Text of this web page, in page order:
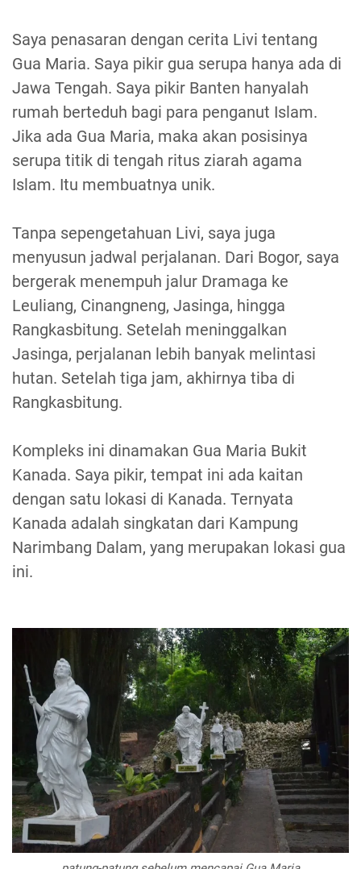
Saya penasaran dengan cerita Livi tentang
Gua Maria. Saya pikir gua serupa hanya ada di
Jawa Tengah. Saya pikir Banten hanyalah
rumah berteduh bagi para penganut Islam.
Jika ada Gua Maria, maka akan posisinya
serupa titik di tengah ritus ziarah agama
Islam. Itu membuatnya unik.
Tanpa sepengetahuan Livi, saya juga
menyusun jadwal perjalanan. Dari Bogor, saya
bergerak menempuh jalur Dramaga ke
Leuliang, Cinangneng, Jasinga, hingga
Rangkasbitung. Setelah meninggalkan
Jasinga, perjalanan lebih banyak melintasi
hutan. Setelah tiga jam, akhirnya tiba di
Rangkasbitung.
Kompleks ini dinamakan Gua Maria Bukit
Kanada. Saya pikir, tempat ini ada kaitan
dengan satu lokasi di Kanada. Ternyata
Kanada adalah singkatan dari Kampung
Narimbang Dalam, yang merupakan lokasi gua
ini.